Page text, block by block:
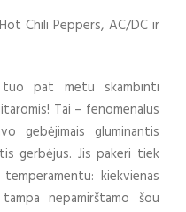
Chili Peppers, AC/DC ir
tuo pat metu skambinti
Tai – fenomenalus
gebėjimais gluminantis
gerbėjus. Jis pakeri tiek
kiekvienas
nepamirštamo šou